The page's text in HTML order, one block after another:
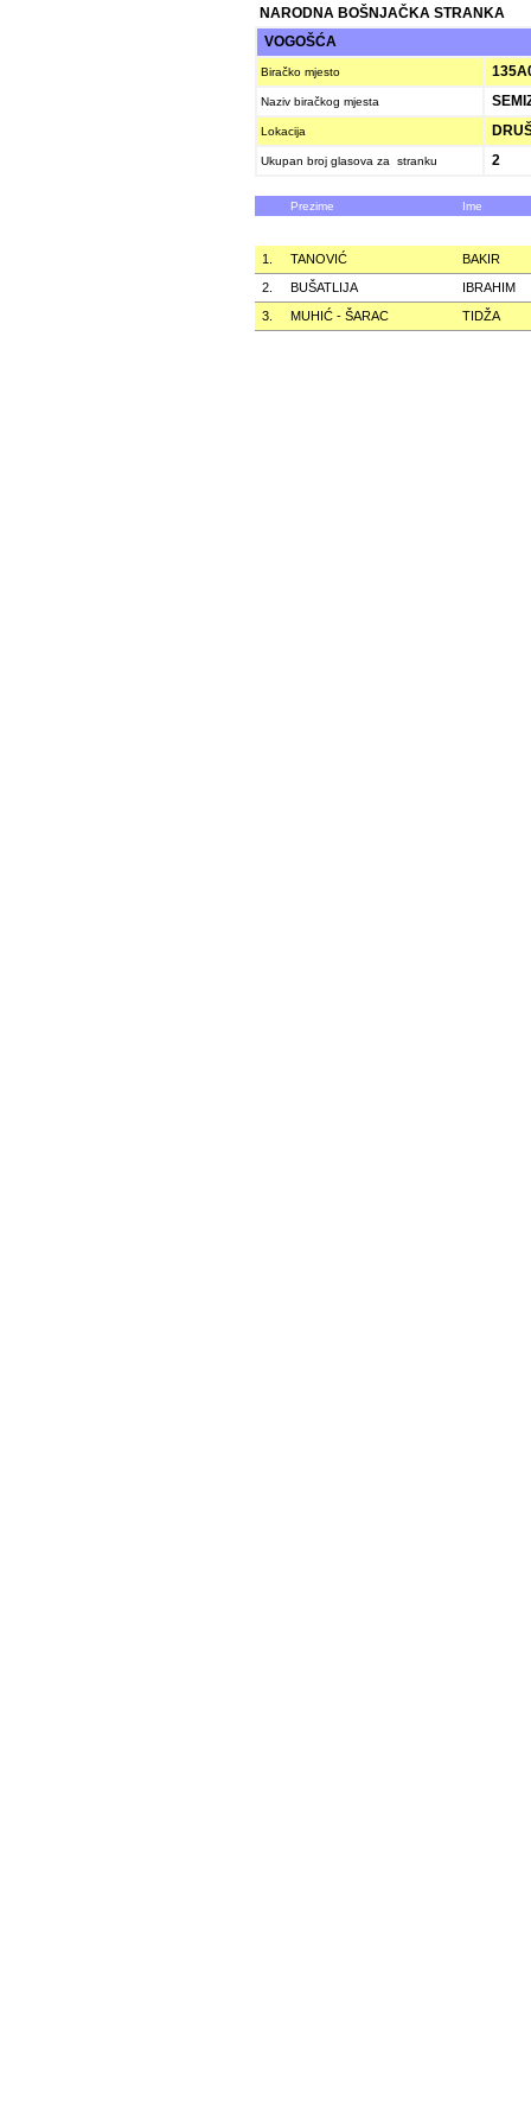
NARODNA BOŠNJAČKA STRANKA
VOGOŠĆA
Biračko mjesto
Naziv biračkog mjesta
Lokacija
Ukupan broj glasova za stranku 2
Prezime Ime
1. TANOVIĆ
BAKIR
2.
BUŠATLIJA
IBRAHIM
3.
MUHIĆ - ŠARAC TIDŽA